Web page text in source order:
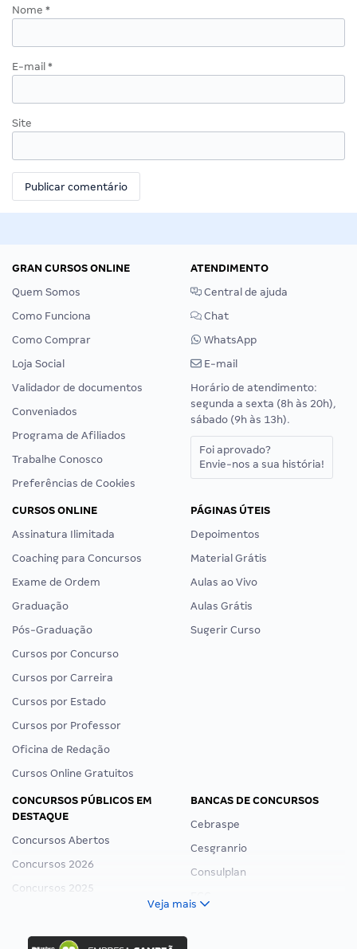
Nome *
E-mail *
Site
GRAN CURSOS ONLINE
Quem Somos
Como Funciona
Como Comprar
Loja Social
Validador de documentos
Conveniados
Programa de Afiliados
Trabalhe Conosco
Preferências de Cookies
ATENDIMENTO
Central de ajuda
Chat
WhatsApp
E-mail
Horário de atendimento:
segunda a sexta (8h às 20h),
sábado (9h às 13h).
Foi aprovado?
Envie-nos a sua história!
CURSOS ONLINE
Assinatura Ilimitada
Coaching para Concursos
Exame de Ordem
Graduação
Pós-Graduação
Cursos por Concurso
Cursos por Carreira
Cursos por Estado
Cursos por Professor
Oficina de Redação
Cursos Online Gratuitos
PÁGINAS ÚTEIS
Depoimentos
Material Grátis
Aulas ao Vivo
Aulas Grátis
Sugerir Curso
CONCURSOS PÚBLICOS EM
DESTAQUE
Concursos Abertos
Concursos 2026
Concursos 2025
Concurso Ibama
BANCAS DE CONCURSOS
Cebraspe
Cesgranrio
Consulplan
Veja mais